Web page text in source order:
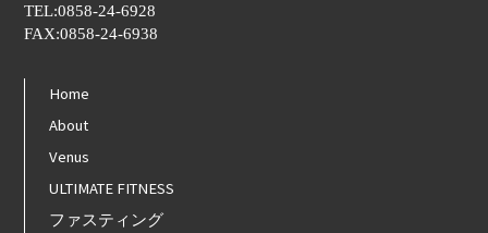
TEL:0858-24-6928
FAX:0858-24-6938
Home
About
Venus
ULTIMATE FITNESS
ファスティング